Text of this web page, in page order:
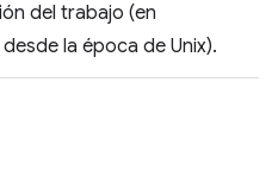
del trabajo (en
la época de Unix).